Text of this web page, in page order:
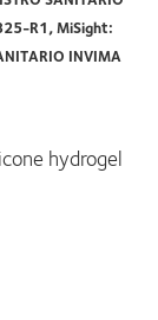
R1, MiSight:
INVIMA
hydrogel